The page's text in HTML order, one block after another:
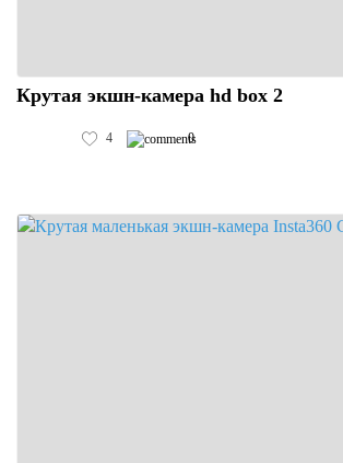
Крутая экшн-камера hd box 2
4 0